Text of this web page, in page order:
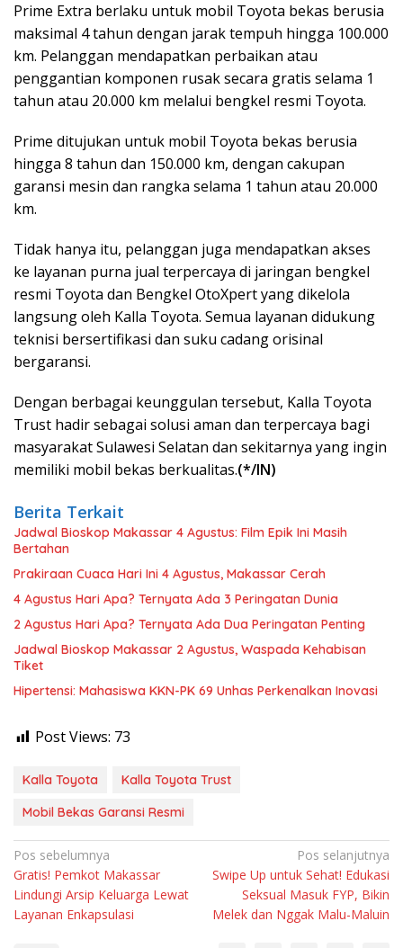
Prime Extra berlaku untuk mobil Toyota bekas berusia
maksimal 4 tahun dengan jarak tempuh hingga 100.000
km. Pelanggan mendapatkan perbaikan atau
penggantian komponen rusak secara gratis selama 1
tahun atau 20.000 km melalui bengkel resmi Toyota.
Prime ditujukan untuk mobil Toyota bekas berusia
hingga 8 tahun dan 150.000 km, dengan cakupan
garansi mesin dan rangka selama 1 tahun atau 20.000
km.
Tidak hanya itu, pelanggan juga mendapatkan akses
ke layanan purna jual terpercaya di jaringan bengkel
resmi Toyota dan Bengkel OtoXpert yang dikelola
langsung oleh Kalla Toyota. Semua layanan didukung
teknisi bersertifikasi dan suku cadang orisinal
bergaransi.
Dengan berbagai keunggulan tersebut, Kalla Toyota
Trust hadir sebagai solusi aman dan terpercaya bagi
masyarakat Sulawesi Selatan dan sekitarnya yang ingin
memiliki mobil bekas berkualitas.(*/IN)
Berita Terkait
Jadwal Bioskop Makassar 4 Agustus: Film Epik Ini Masih
Bertahan
Prakiraan Cuaca Hari Ini 4 Agustus, Makassar Cerah
4 Agustus Hari Apa? Ternyata Ada 3 Peringatan Dunia
2 Agustus Hari Apa? Ternyata Ada Dua Peringatan Penting
Jadwal Bioskop Makassar 2 Agustus, Waspada Kehabisan
Tiket
Hipertensi: Mahasiswa KKN-PK 69 Unhas Perkenalkan Inovasi
Post Views: 73
Kalla Toyota
Kalla Toyota Trust
Mobil Bekas Garansi Resmi
Navigasi
pos
Pos sebelumnya
Gratis! Pemkot Makassar
Lindungi Arsip Keluarga Lewat
Layanan Enkapsulasi
Pos selanjutnya
Swipe Up untuk Sehat! Edukasi
Seksual Masuk FYP, Bikin
Melek dan Nggak Malu-Maluin